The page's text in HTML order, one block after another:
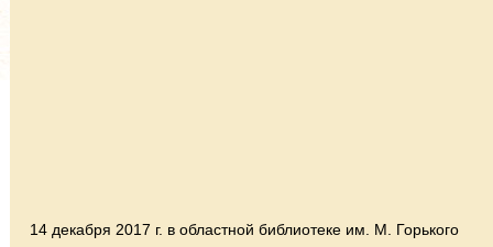
14 декабря 2017 г. в областной библиотеке им. М. Горького